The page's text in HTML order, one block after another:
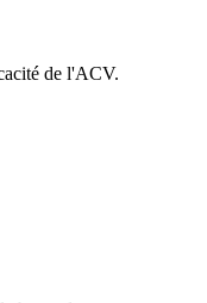
de l'ACV.